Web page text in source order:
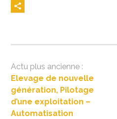
Navigation
de
l’article
Elevage de nouvelle
génération, Pilotage
d’une exploitation –
Automatisation